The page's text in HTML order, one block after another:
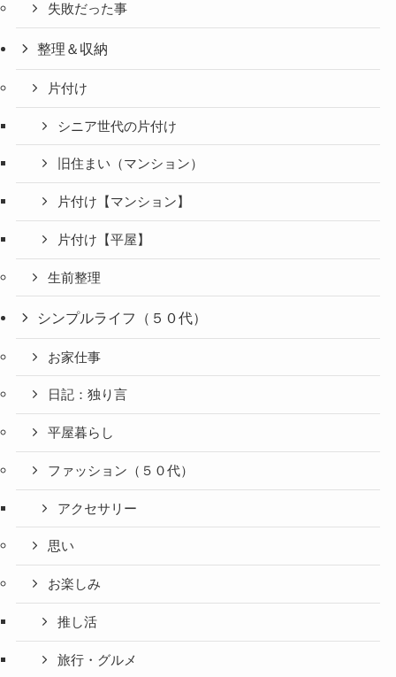
失敗だった事
整理＆収納
片付け
シニア世代の片付け
旧住まい（マンション）
片付け【マンション】
片付け【平屋】
生前整理
シンプルライフ（５０代）
お家仕事
日記：独り言
平屋暮らし
ファッション（５０代）
アクセサリー
思い
お楽しみ
推し活
旅行・グルメ